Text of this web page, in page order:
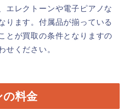
エレクトーンや電子ピアノな
ります。付属品が揃っている
とが買取の条件となりますの
せください。
の料金